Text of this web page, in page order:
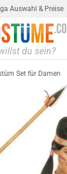
Auswahl & Preise
Set für Damen